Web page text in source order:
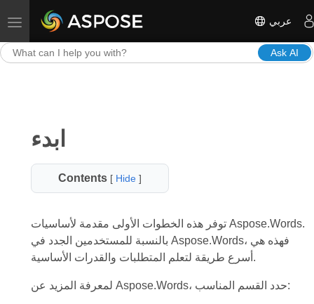
Toggle navigation عربي
Ask AI
ابدء
Contents [ Hide]
توفر هذه الخطوات الأولى مقدمة لأساسيات Aspose.Words.
بالنسبة للمستخدمين الجدد في Aspose.Words، فهذه هي
أسرع طريقة لتعلم المتطلبات والقدرات الأساسية.
لمعرفة المزيد عن Aspose.Words، حدد القسم المناسب: